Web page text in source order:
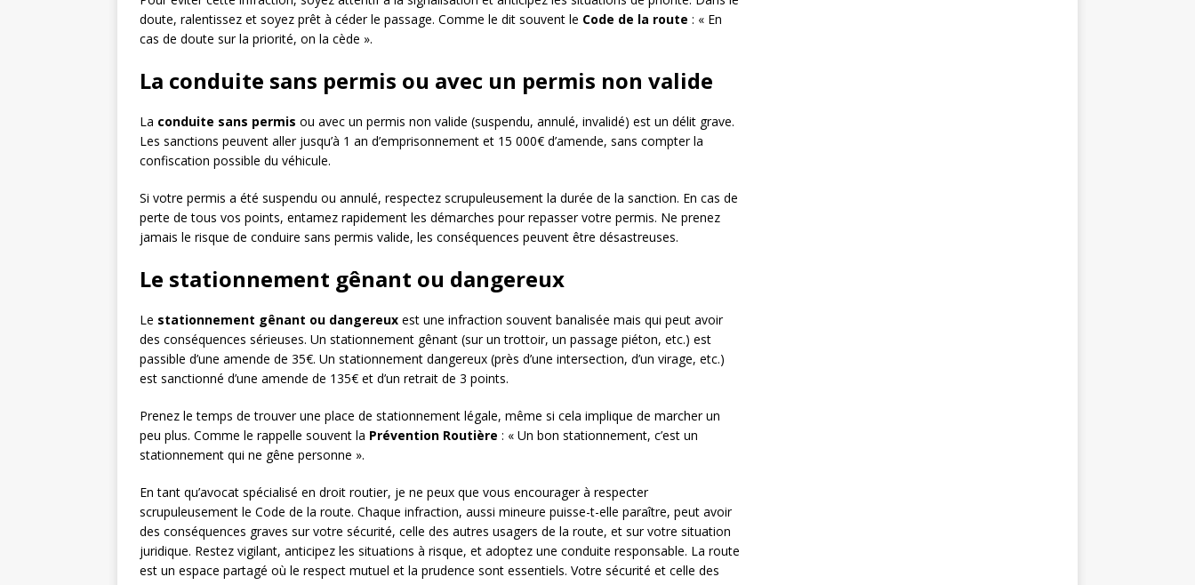
doute, ralentissez et soyez prêt à céder le passage. Comme le dit souvent le Code de la route : « En
cas de doute sur la priorité, on la cède ».
La conduite sans permis ou avec un permis non valide
La conduite sans permis ou avec un permis non valide (suspendu, annulé, invalidé) est un délit grave.
Les sanctions peuvent aller jusqu’à 1 an d’emprisonnement et 15 000€ d’amende, sans compter la
confiscation possible du véhicule.
Si votre permis a été suspendu ou annulé, respectez scrupuleusement la durée de la sanction. En cas de
perte de tous vos points, entamez rapidement les démarches pour repasser votre permis. Ne prenez
jamais le risque de conduire sans permis valide, les conséquences peuvent être désastreuses.
Le stationnement gênant ou dangereux
Le stationnement gênant ou dangereux est une infraction souvent banalisée mais qui peut avoir
des conséquences sérieuses. Un stationnement gênant (sur un trottoir, un passage piéton, etc.) est
passible d’une amende de 35€. Un stationnement dangereux (près d’une intersection, d’un virage, etc.)
est sanctionné d’une amende de 135€ et d’un retrait de 3 points.
Prenez le temps de trouver une place de stationnement légale, même si cela implique de marcher un
peu plus. Comme le rappelle souvent la Prévention Routière : « Un bon stationnement, c’est un
stationnement qui ne gêne personne ».
En tant qu’avocat spécialisé en droit routier, je ne peux que vous encourager à respecter
scrupuleusement le Code de la route. Chaque infraction, aussi mineure puisse-t-elle paraître, peut avoir
des conséquences graves sur votre sécurité, celle des autres usagers de la route, et sur votre situation
juridique. Restez vigilant, anticipez les situations à risque, et adoptez une conduite responsable. La route
est un espace partagé où le respect mutuel et la prudence sont essentiels. Votre sécurité et celle des